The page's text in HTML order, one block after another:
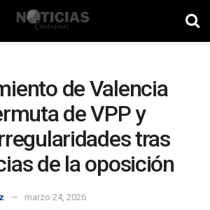
de Valencia
de VPP y
tras
de la oposición
marzo 24, 2026